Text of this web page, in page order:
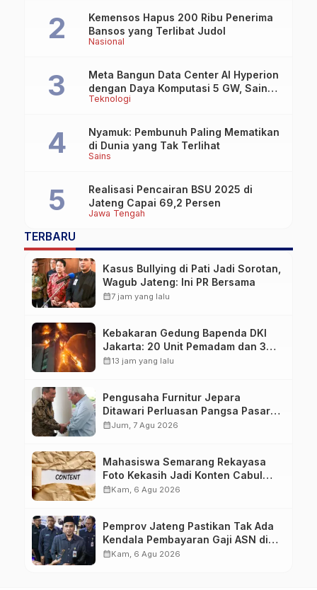
Nasional
Kemensos Hapus 200 Ribu Penerima
Bansos yang Terlibat Judol
Teknologi
Meta Bangun Data Center AI Hyperion
dengan Daya Komputasi 5 GW, Saingi
OpenAI dan Google
Sains
Nyamuk: Pembunuh Paling Mematikan
di Dunia yang Tak Terlihat
Jawa Tengah
Realisasi Pencairan BSU 2025 di
Jateng Capai 69,2 Persen
TERBARU
Kasus Bullying di Pati Jadi Sorotan,
Wagub Jateng: Ini PR Bersama
calendar_month7 jam yang lalu
Kebakaran Gedung Bapenda DKI
Jakarta: 20 Unit Pemadam dan 3
Bronto Skylift Dikerahkan, Angin
calendar_month13 jam yang lalu
Pengusaha Furnitur Jepara
Ditawari Perluasan Pangsa Pasar
Hingga ke IKN
calendar_monthJum, 7 Agu 2026
Mahasiswa Semarang Rekayasa
Foto Kekasih Jadi Konten Cabul
karena Sakit Hati
calendar_monthKam, 6 Agu 2026
Pemprov Jateng Pastikan Tak Ada
Kendala Pembayaran Gaji ASN di
Tengah Pemangkasan Transfer ke
calendar_monthKam, 6 Agu 2026